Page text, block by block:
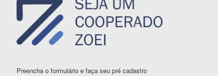
Preencha o formulário e faça seu pré cadastro